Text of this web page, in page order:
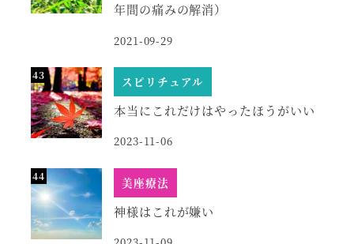
年間の痛みの解消）
2021-09-29
スピリチュアル
本当にこれだけはやったほうがいい
2023-11-06
美座療法
神様はこれが嫌い